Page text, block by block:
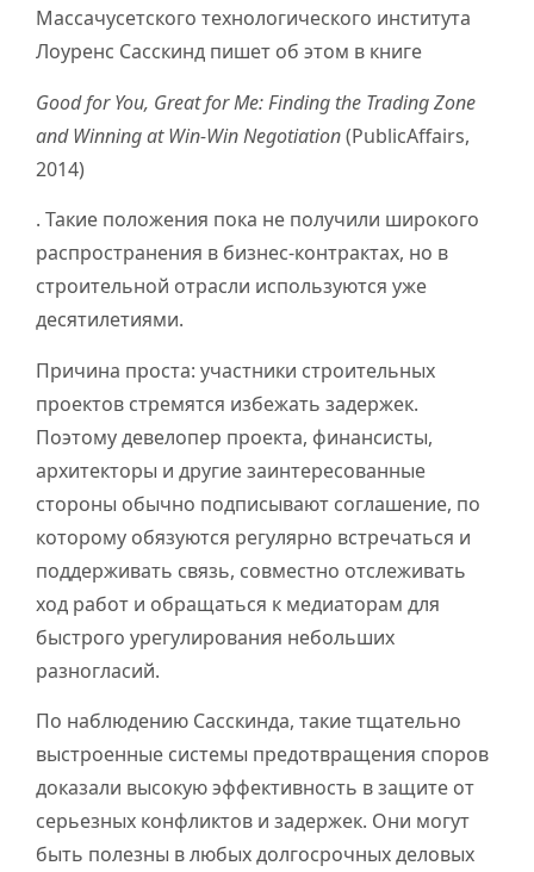
Массачусетского технологического института
Лоуренс Сасскинд пишет об этом в книге
Good for You, Great for Me: Finding the Trading Zone
and Winning at Win-Win Negotiation(PublicAffairs,
2014)
. Такие положения пока не получили широкого
распространения в бизнес-контрактах, но в
строительной отрасли используются уже
десятилетиями.
Причина проста: участники строительных
проектов стремятся избежать задержек.
Поэтому девелопер проекта, финансисты,
архитекторы и другие заинтересованные
стороны обычно подписывают соглашение, по
которому обязуются регулярно встречаться и
поддерживать связь, совместно отслеживать
ход работ и обращаться к медиаторам для
быстрого урегулирования небольших
разногласий.
По наблюдению Сасскинда, такие тщательно
выстроенные системы предотвращения споров
доказали высокую эффективность в защите от
серьезных конфликтов и задержек. Они могут
быть полезны в любых долгосрочных деловых